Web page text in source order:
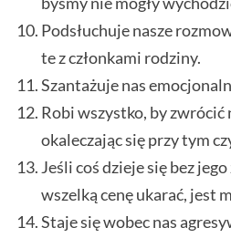
Podsłuchuje nasze
te z członkami rodziny.
Szantażuje nas
Robi wszystko, by zwrócić
okaleczając się przy tym
Jeśli coś dzieje się bez
wszelką cenę ukarać, jest
Staje się wobec nas